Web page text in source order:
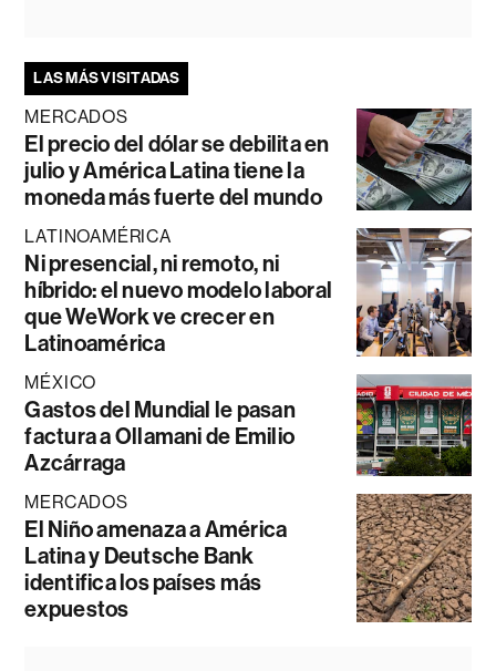
LAS MÁS VISITADAS
MERCADOS
El precio del dólar se debilita en
julio y América Latina tiene la
moneda más fuerte del mundo
LATINOAMÉRICA
Ni presencial, ni remoto, ni
híbrido: el nuevo modelo laboral
que WeWork ve crecer en
Latinoamérica
MÉXICO
Gastos del Mundial le pasan
factura a Ollamani de Emilio
Azcárraga
MERCADOS
El Niño amenaza a América
Latina y Deutsche Bank
identifica los países más
expuestos